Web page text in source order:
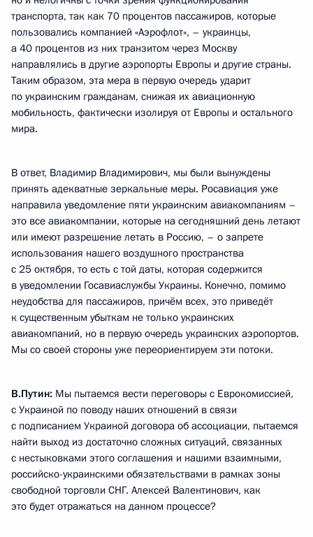
транспорта, так как 70 процентов пассажиров, которые
пользовались компанией «Аэрофлот», – украинцы,
а 40 процентов из них транзитом через Москву
направлялись в другие аэропорты Европы и другие страны.
Таким образом, эта мера в первую очередь ударит
по украинским гражданам, снижая их авиационную
мобильность, фактически изолируя от Европы и остального
мира.
В ответ, Владимир Владимирович, мы были вынуждены
принять адекватные зеркальные меры. Росавиация уже
направила уведомление пяти украинским авиакомпаниям –
это все авиакомпании, которые на сегодняшний день летают
или имеют разрешение летать в Россию, – о запрете
использования нашего воздушного пространства
с 25 октября, то есть с той даты, которая содержится
в уведомлении Госавиаслужбы Украины. Конечно, помимо
неудобства для пассажиров, причём всех, это приведёт
к существенным убыткам не только украинских
авиакомпаний, но в первую очередь украинских аэропортов.
Мы со своей стороны уже переориентируем эти потоки.
В.Путин: Мы пытаемся вести переговоры с Еврокомиссией,
с Украиной по поводу наших отношений в связи
с подписанием Украиной договора об ассоциации, пытаемся
найти выход из достаточно сложных ситуаций, связанных
с нестыковками этого соглашения и нашими взаимными,
российско-украинскими обязательствами в рамках зоны
свободной торговли СНГ. Алексей Валентинович, как
это будет отражаться на данном процессе?